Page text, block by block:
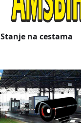
Stanje na cestama